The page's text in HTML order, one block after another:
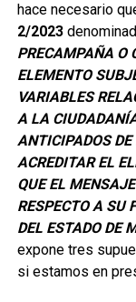
hace necesario
2/2023
PRECAMPAÑA O
ELEMENTO
VARIABLES
A LA
ANTICIPADOS
ACREDITAR EL
QUE EL
RESPECTO A SU
DEL ESTADO DE
expone tres
si estamos en